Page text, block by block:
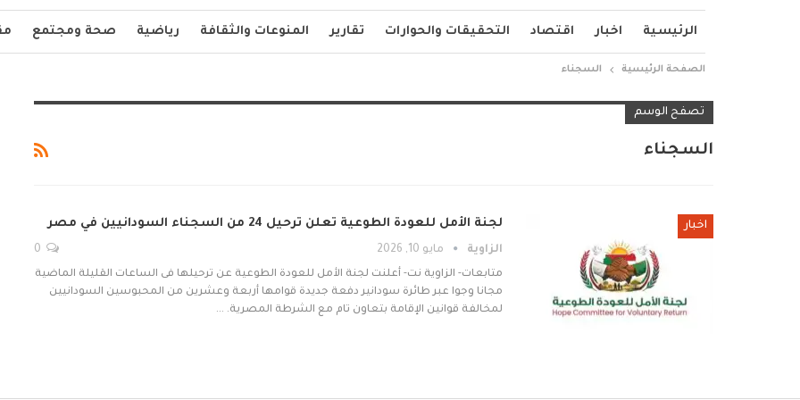
الرئيسية اخبار اقتصاد التحقيقات والحوارات تقارير المنوعات والثقافة رياضية صحة ومجتمع
الصفحة الرئيسية السجناء
تصفح الوسم
السجناء
اخبار لجنة الأمل للعودة الطوعية تعلن ترحيل 24 من السجناء السودانيين في مصر
الزاوية مايو 10, 2026
متابعات- الزاوية نت- أعلنت لجنة الأمل للعودة الطوعية عن ترحيلها فى الساعات القليلة الماضية
مجانا وجوا عبر طائرة سودانير دفعة جديدة قوامها أربعة وعشرين من المحبوسين السودانيين
لمخالفة قوانين الإقامة بتعاون تام مع الشرطة المصرية. …